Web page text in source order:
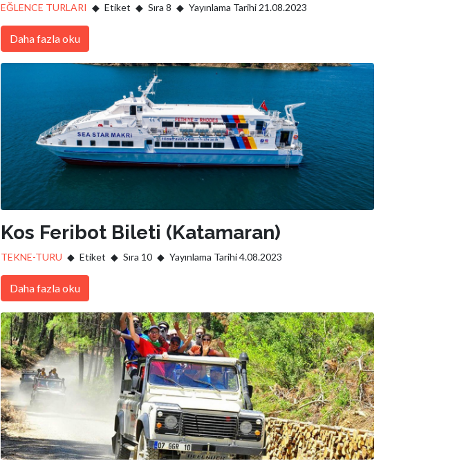
EĞLENCE TURLARI Etiket Sıra 8 Yayınlama Tarihi 21.08.2023
Daha fazla oku
Kos Feribot Bileti (Katamaran)
TEKNE-TURU Etiket Sıra 10 Yayınlama Tarihi 4.08.2023
Daha fazla oku